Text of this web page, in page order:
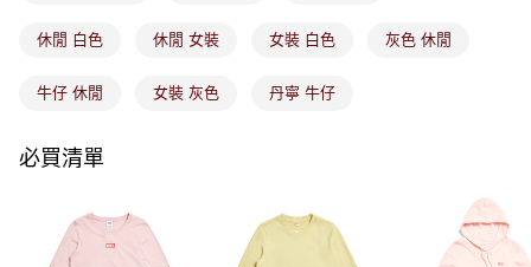
恩沛科技股份有限公司將有權停止該用戶之使用額度並採取法律行動。
休閒 白色 休閒 女裝 女裝 白色 灰色 休閒
牛仔 休閒 女裝 灰色 丹寧 牛仔
必買清單